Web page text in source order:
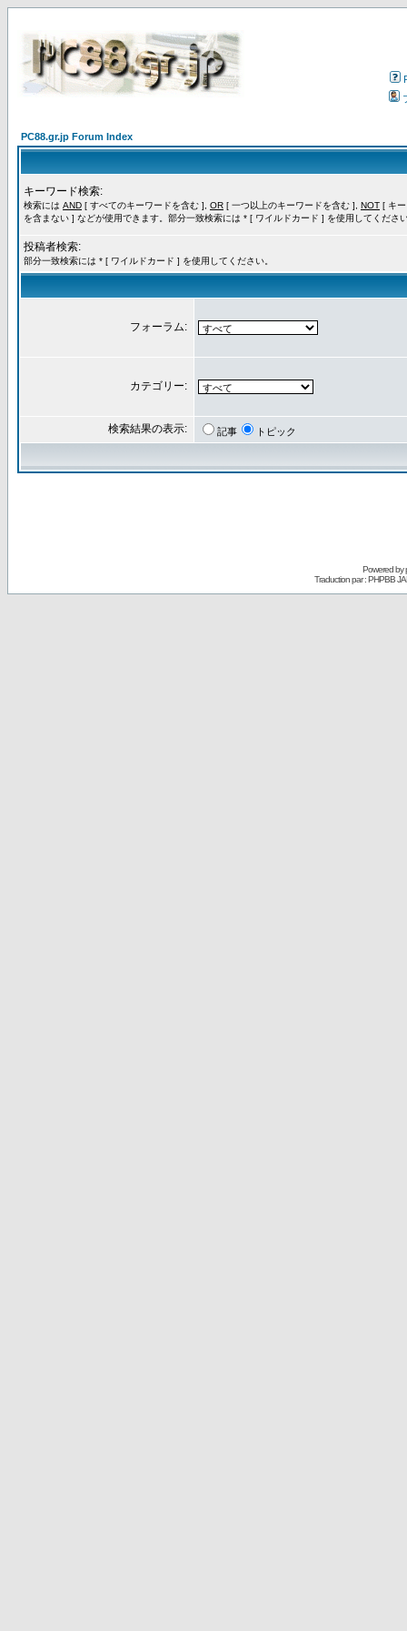
PC88.gr.jp Forum Index
キーワード検索:
検索には AND [ すべてのキーワードを含む ], OR [ 一つ以上のキーワードを含む ], NOT [ キ
を含まない ] などが使用できます。部分一致検索には * [ ワイルドカード ] を使用してくださ
投稿者検索:
部分一致検索には * [ ワイルドカード ] を使用してください。
フォーラム:
カテゴリー:
検索結果の表示: 記事 トピック
Powered by
Traduction par : PHPBB